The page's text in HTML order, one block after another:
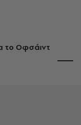
το Οφσάιντ